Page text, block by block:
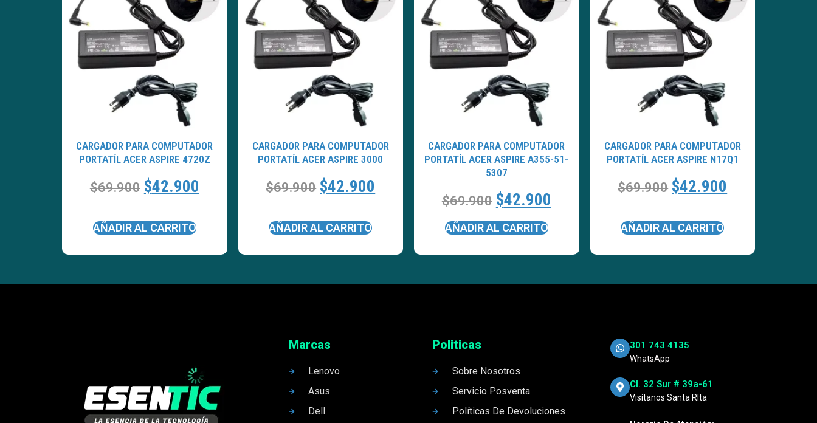
CARGADOR PARA COMPUTADOR
PORTATÍL ACER ASPIRE 4720Z
$69.900 $42.900
AÑADIR AL CARRITO
CARGADOR PARA COMPUTADOR
PORTATÍL ACER ASPIRE 3000
$69.900 $42.900
AÑADIR AL CARRITO
CARGADOR PARA COMPUTADOR
PORTATÍL ACER ASPIRE A355-51-
5307
$69.900 $42.900
AÑADIR AL CARRITO
CARGADOR PARA COMPUTADOR
PORTATÍL ACER ASPIRE N17Q1
$69.900 $42.900
AÑADIR AL CARRITO
Marcas
Lenovo
Asus
Dell
Politicas
Sobre Nosotros
Servicio Posventa
Políticas De Devoluciones
301 743 4135
WhatsApp
Cl. 32 Sur # 39a-61
Visítanos Santa RIta